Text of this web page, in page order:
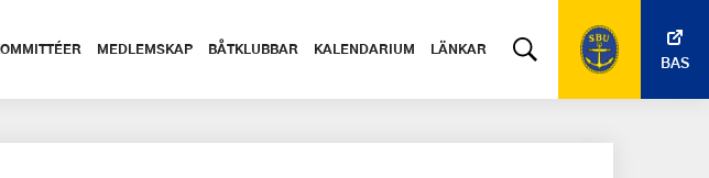
MEDLEMSKAP BÅTKLUBBAR KALENDARIUM LÄNKAR
BAS